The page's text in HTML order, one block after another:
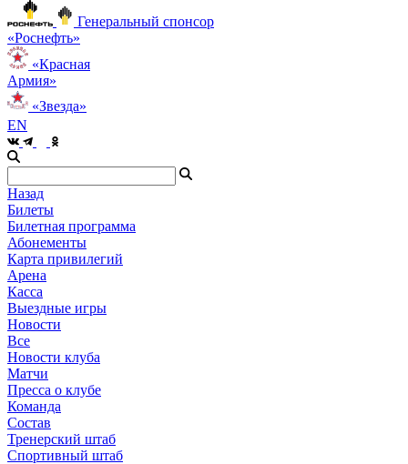
Генеральный спонсор
«Роснефть»
«Красная
Армия»
«Звезда»
EN
Назад
Билеты
Билетная программа
Абонементы
Карта привилегий
Арена
Касса
Выездные игры
Новости
Все
Новости клуба
Матчи
Пресса о клубе
Команда
Состав
Тренерский штаб
Спортивный штаб